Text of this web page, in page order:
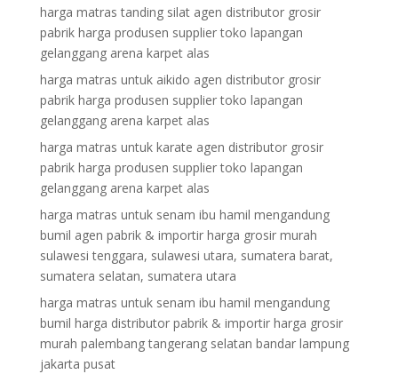
harga matras tanding silat agen distributor grosir
pabrik harga produsen supplier toko lapangan
gelanggang arena karpet alas
harga matras untuk aikido agen distributor grosir
pabrik harga produsen supplier toko lapangan
gelanggang arena karpet alas
harga matras untuk karate agen distributor grosir
pabrik harga produsen supplier toko lapangan
gelanggang arena karpet alas
harga matras untuk senam ibu hamil mengandung
bumil agen pabrik & importir harga grosir murah
sulawesi tenggara, sulawesi utara, sumatera barat,
sumatera selatan, sumatera utara
harga matras untuk senam ibu hamil mengandung
bumil harga distributor pabrik & importir harga grosir
murah palembang tangerang selatan bandar lampung
jakarta pusat